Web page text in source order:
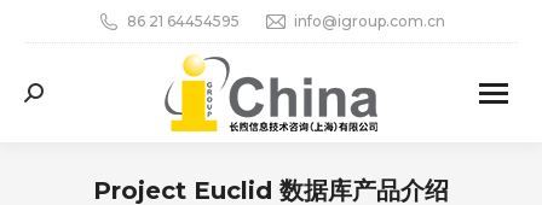
86 21 64454595 info@igroup.com.cn
Search:
Project Euclid 数据库产品介绍